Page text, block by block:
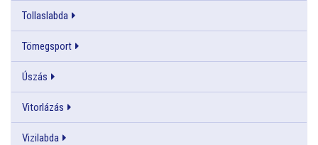
Tollaslabda
Tömegsport
Úszás
Vitorlázás
Vizilabda